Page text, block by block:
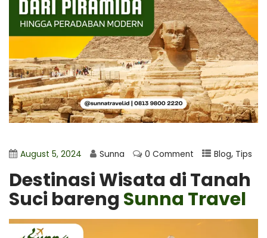
August 5, 2024 Sunna 0 Comment Blog, Tips
Destinasi Wisata di Tanah
Suci bareng Sunna Travel